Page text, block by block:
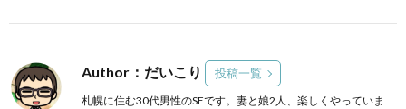
Author：だいこり 投稿一覧
札幌に住む30代男性のSEです。妻と娘2人、楽しくやっていま